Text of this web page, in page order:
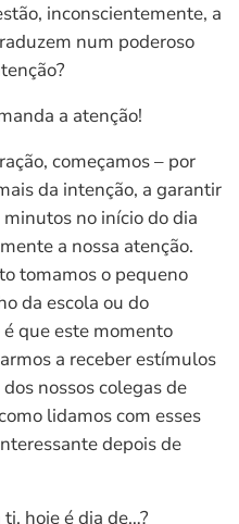
inconscientemente, a
num poderoso
a atenção!
começamos – por
da intenção, a garantir
no início do dia
a nossa atenção.
tomamos o pequeno
da escola ou do
que este momento
a receber estímulos
nossos colegas de
lidamos com esses
depois de
hoje é dia de…?